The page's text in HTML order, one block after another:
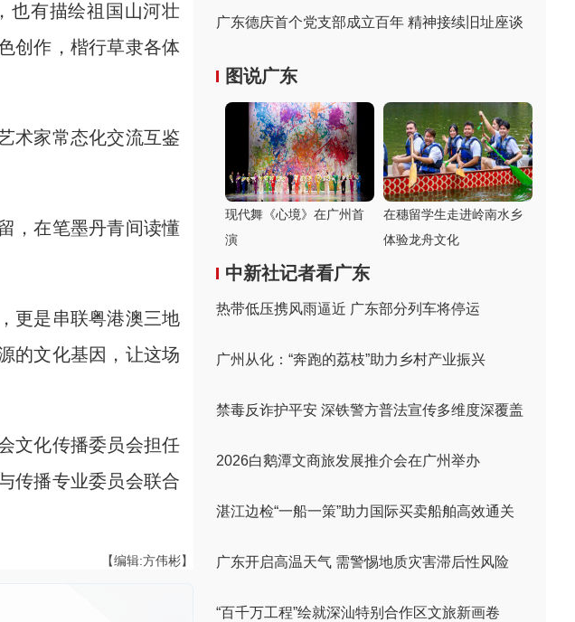
也有描绘祖国山河壮
创作，楷行草隶各体
术家常态化交流互鉴
，在笔墨丹青间读懂
更是串联粤港澳三地
的文化基因，让这场
文化传播委员会担任
传播专业委员会联合
【编辑:方伟彬】
广东德庆首个党支部成立百年 精神接续旧址座谈
图说广东
现代舞《心境》在广州首
演
在穗留学生走进岭南水乡
体验龙舟文化
中新社记者看广东
热带低压携风雨逼近 广东部分列车将停运
广州从化：“奔跑的荔枝”助力乡村产业振兴
禁毒反诈护平安 深铁警方普法宣传多维度深覆盖
2026白鹅潭文商旅发展推介会在广州举办
湛江边检“一船一策”助力国际买卖船舶高效通关
广东开启高温天气 需警惕地质灾害滞后性风险
“百千万工程”绘就深汕特别合作区文旅新画卷